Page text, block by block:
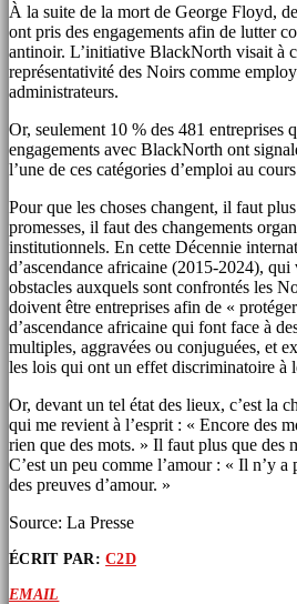
À la suite de la mort de George Floyd,
ont pris des engagements afin de lutter
antinoir. L’initiative BlackNorth visait à
représentativité des Noirs comme
administrateurs.
Or, seulement 10 % des 481 entreprises
engagements avec BlackNorth ont
l’une de ces catégories d’emploi au
Pour que les choses changent, il faut
promesses, il faut des changements
institutionnels. En cette Décennie
d’ascendance africaine (2015-2024),
obstacles auxquels sont confrontés les
doivent être entreprises afin de «
d’ascendance africaine qui font face à
multiples, aggravées ou conjuguées, et
les lois qui ont un effet discriminatoire à
Or, devant un tel état des lieux, c’est la
qui me revient à l’esprit : « Encore des
rien que des mots. » Il faut plus que des
C’est un peu comme l’amour : « Il n’y a
des preuves d’amour. »
Source: La Presse
ÉCRIT PAR:C2D
EMAIL